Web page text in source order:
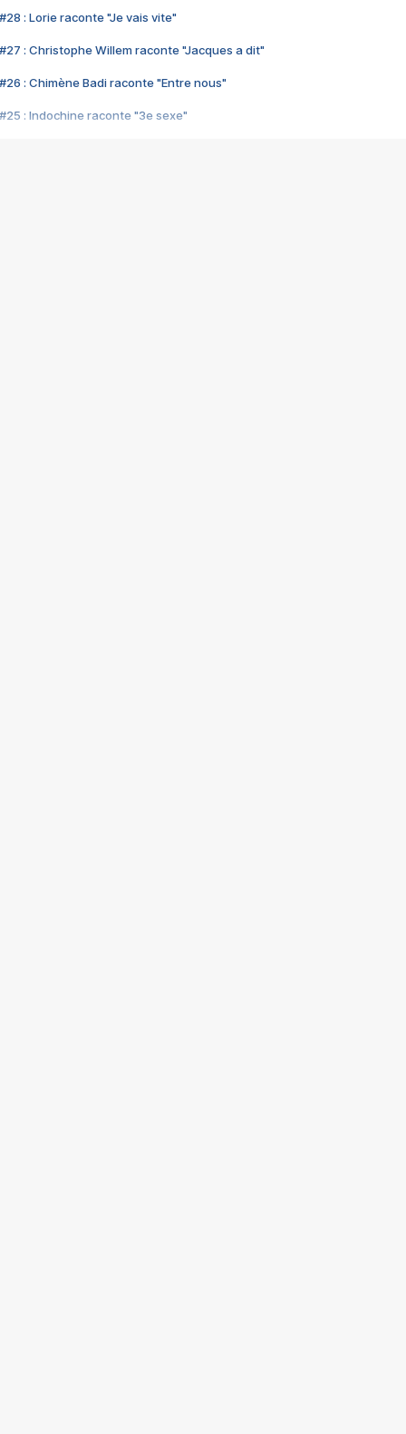
#28 : Lorie raconte "Je vais vite"
#27 : Christophe Willem raconte "Jacques a dit"
#26 : Chimène Badi raconte "Entre nous"
#25 : Indochine raconte "3e sexe"